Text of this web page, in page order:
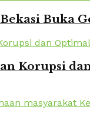
Buka
Korupsi